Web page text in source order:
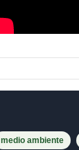
medio ambiente